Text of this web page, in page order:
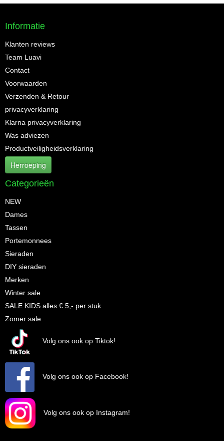
Informatie
Klanten reviews
Team Luavi
Contact
Voorwaarden
Verzenden & Retour
privacyverklaring
Klarna privacyverklaring
Was adviezen
Productveiligheidsverklaring
Herroeping
Categorieën
NEW
Dames
Tassen
Portemonnees
Sieraden
DIY sieraden
Merken
Winter sale
SALE KIDS alles € 5,- per stuk
Zomer sale
Volg ons ook op Tiktok!
Volg ons ook op Facebook!
Volg ons ook op Instagram!